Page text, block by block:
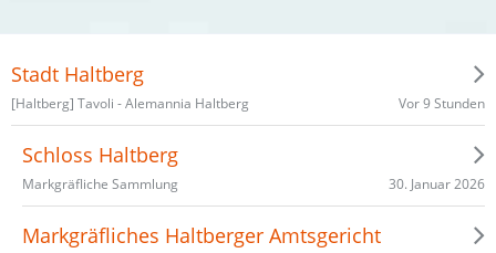
Stadt Haltberg
[Haltberg] Tavoli - Alemannia Haltberg Vor 9 Stunden
Schloss Haltberg
Markgräfliche Sammlung 30. Januar 2026
Markgräfliches Haltberger Amtsgericht